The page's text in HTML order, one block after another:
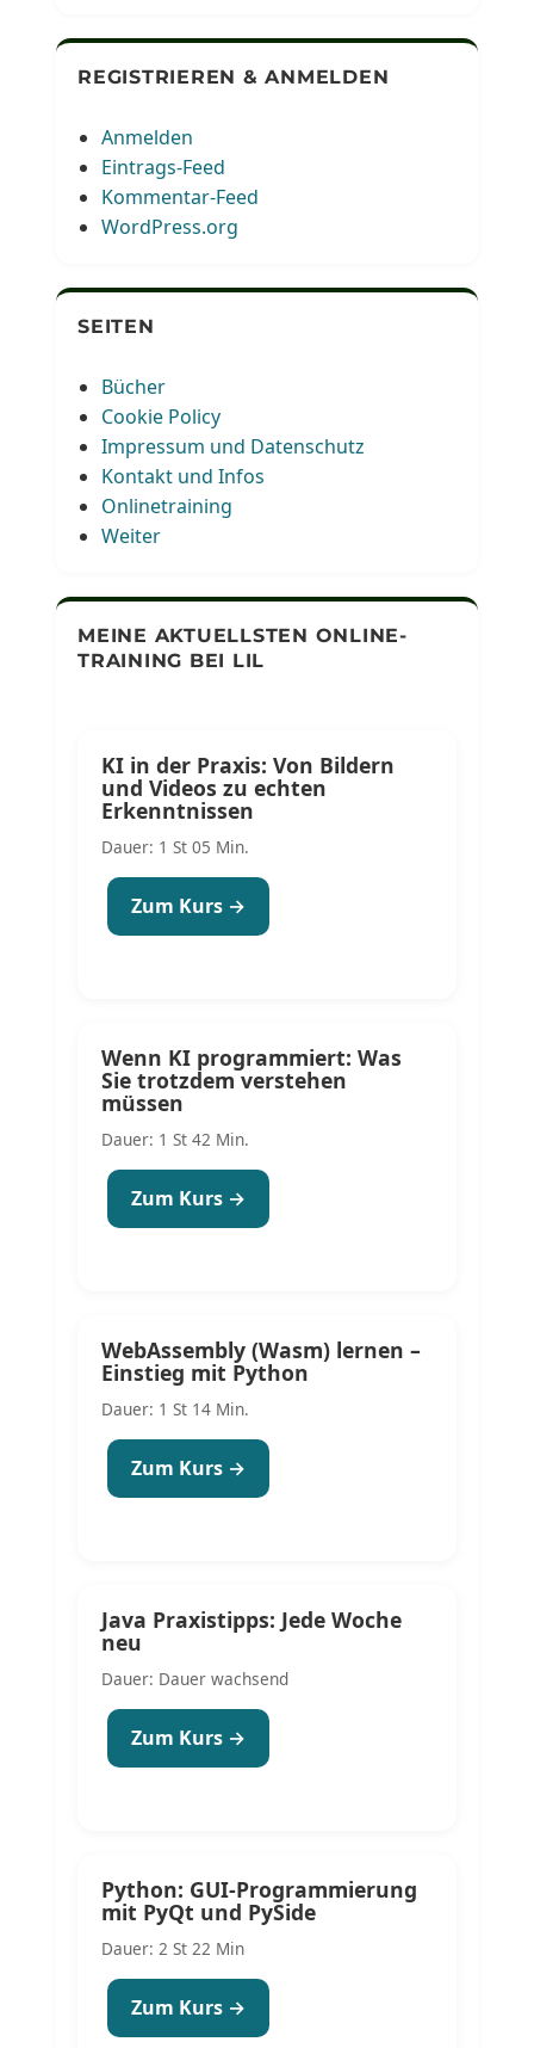
REGISTRIEREN & ANMELDEN
Anmelden
Eintrags-Feed
Kommentar-Feed
WordPress.org
SEITEN
Bücher
Cookie Policy
Impressum und Datenschutz
Kontakt und Infos
Onlinetraining
Weiter
MEINE AKTUELLSTEN ONLINE-
TRAINING BEI LIL
KI in der Praxis: Von Bildern
und Videos zu echten
Erkenntnissen
Dauer: 1 St 05 Min.
Zum Kurs →
Wenn KI programmiert: Was
Sie trotzdem verstehen
müssen
Dauer: 1 St 42 Min.
Zum Kurs →
WebAssembly (Wasm) lernen –
Einstieg mit Python
Dauer: 1 St 14 Min.
Zum Kurs →
Java Praxistipps: Jede Woche
neu
Dauer: Dauer wachsend
Zum Kurs →
Python: GUI-Programmierung
mit PyQt und PySide
Dauer: 2 St 22 Min
Zum Kurs →